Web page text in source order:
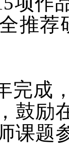
推荐
完成
鼓励
课题